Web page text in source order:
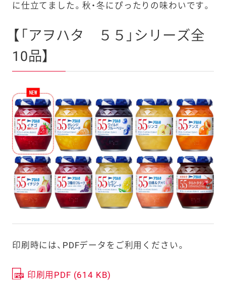
に仕立てました。秋・冬にぴったりの味わいです。
【「アヲハタ ５５」シリーズ全
10品】
印刷時には、PDFデータをご利用ください。
印刷用PDF (614 KB)